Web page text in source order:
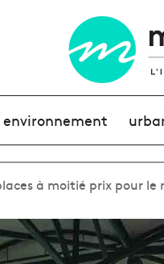
environnement
à moitié prix pour